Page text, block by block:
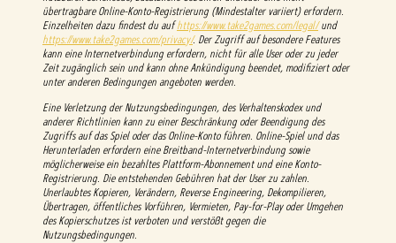
übertragbare Online-Konto-Registrierung (Mindestalter variiert) erfordern.
Einzelheiten dazu findest du aufhttps://www.take2games.com/legal/und
https://www.take2games.com/privacy/. Der Zugriff auf besondere Features
kann eine Internetverbindung erfordern, nicht für alle User oder zu jeder
Zeit zugänglich sein und kann ohne Ankündigung beendet, modifiziert oder
unter anderen Bedingungen angeboten werden.
Eine Verletzung der Nutzungsbedingungen, des Verhaltenskodex und
anderer Richtlinien kann zu einer Beschränkung oder Beendigung des
Zugriffs auf das Spiel oder das Online-Konto führen. Online-Spiel und das
Herunterladen erfordern eine Breitband-Internetverbindung sowie
möglicherweise ein bezahltes Plattform-Abonnement und eine Konto-
Registrierung. Die entstehenden Gebühren hat der User zu zahlen.
Unerlaubtes Kopieren, Verändern, Reverse Engineering, Dekompilieren,
Übertragen, öffentliches Vorführen, Vermieten, Pay-for-Play oder Umgehen
des Kopierschutzes ist verboten und verstößt gegen die
Nutzungsbedingungen.